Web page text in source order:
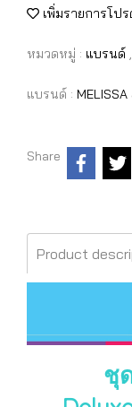
เพิ่มรายการโปร
หมวดหมู่ : แบรนด์ ,
แบรนด์ : MELISSA
Share
Product
ชุ